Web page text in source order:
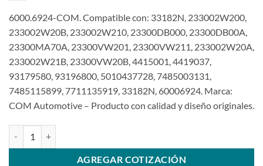
6000.6924-COM. Compatible con: 33182N, 233002W200,
233002W20B, 233002W210, 23300DB000, 23300DB00A,
23300MA70A, 23300VW201, 23300VW211, 233002W20A,
233002W21B, 23300VW20B, 4415001, 4419037,
93179580, 93196800, 5010437728, 7485003131,
7485115899, 7711135919, 33182N, 60006924. Marca:
COM Automotive – Producto con calidad y diseño originales.
AGREGAR COTIZACIÓN